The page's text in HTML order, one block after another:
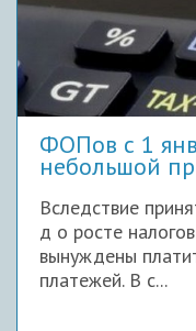
ФОПов с 1
небольшой
Вследствие
д о росте
вынуждены
платежей. В с...